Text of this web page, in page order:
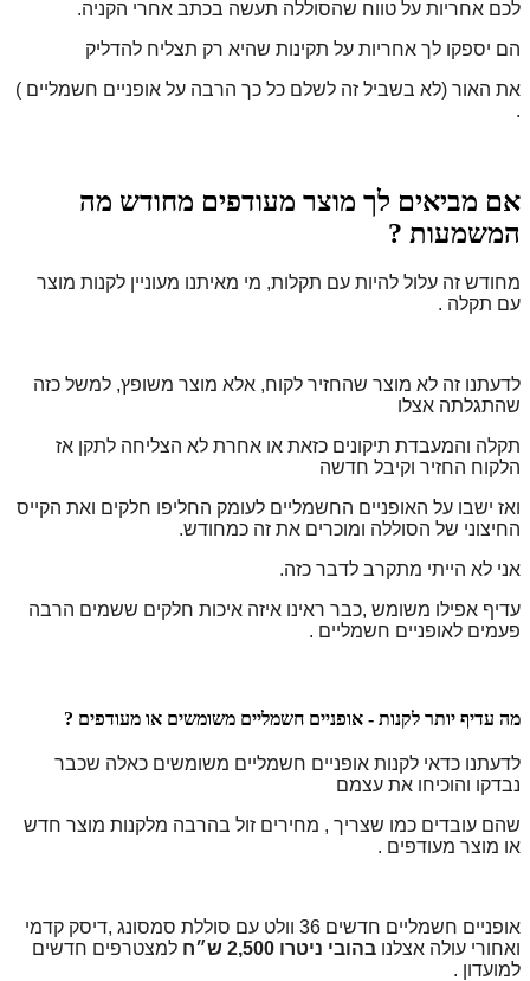
לכם אחריות על טווח שהסוללה תעשה בכתב אחרי הקניה.
הם יספקו לך אחריות על תקינות שהיא רק תצליח להדליק
את האור (לא בשביל זה לשלם כל כך הרבה על אופניים חשמליים )
.
אם מביאים לך מוצר מעודפים מחודש מה
המשמעות ?
מחודש זה עלול להיות עם תקלות, מי מאיתנו מעוניין לקנות מוצר
עם תקלה .
לדעתנו זה לא מוצר שהחזיר לקוח, אלא מוצר משופץ, למשל כזה
שהתגלתה אצלו
תקלה והמעבדת תיקונים כזאת או אחרת לא הצליחה לתקן אז
הלקוח החזיר וקיבל חדשה
ואז ישבו על האופניים החשמליים לעומק החליפו חלקים ואת הקייס
החיצוני של הסוללה ומוכרים את זה כמחודש.
אני לא הייתי מתקרב לדבר כזה.
עדיף אפילו משומש ,כבר ראינו איזה איכות חלקים ששמים הרבה
פעמים לאופניים חשמליים .
מה עדיף יותר לקנות - אופניים חשמליים משומשים או מעודפים ?
לדעתנו כדאי לקנות אופניים חשמליים משומשים כאלה שכבר
נבדקו והוכיחו את עצמם
שהם עובדים כמו שצריך , מחירים זול בהרבה מלקנות מוצר חדש
או מוצר מעודפים .
אופניים חשמליים חדשים
36 וולט עם סוללת סמסונג ,דיסק קדמי
ואחורי עולה אצלנו בהובי ניטרו 2,500 ש״ח
למצטרפים חדשים
למועדון .